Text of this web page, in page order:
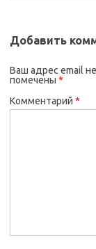
Добавить
Ваш адрес email
помечены *
Комментарий *